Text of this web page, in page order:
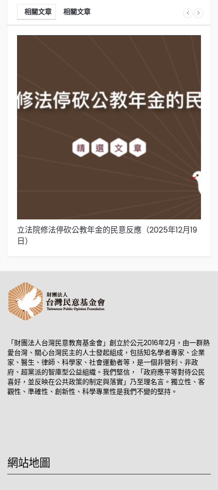
相關文章 相關文章
立法院修法停砍公教年金的民意反應（2025年12月19
日）
「財團法人台灣民意教育基金會」創立於公元2016年2月，由一群熱
愛台灣、關心台灣民主的人士發起組成，包括知名學者專家、企業
家、醫生、律師、科學家、社會運動者等，是一個非營利、非政
府、超黨派的智庫型公益組織。我們堅信，「政府應平等對待公民
喜好，並反映在公共政策的制定與落實」乃至理名言。獨立性、客
觀性、準確性、創新性、科學專業性是我們不變的堅持。
網站地圖